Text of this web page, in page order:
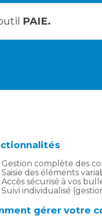
PAIE.
Gestion complète des
Saisie des éléments
Accès sécurisé à vos
Suivi individualisé
gérer votre